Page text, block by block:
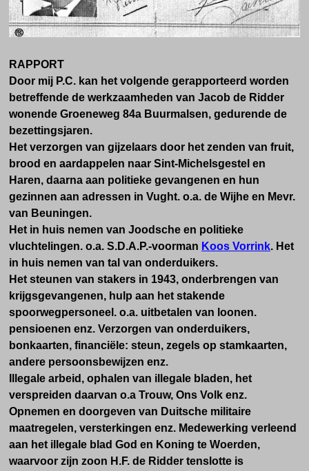
RAPPORT
Door mij P.C. kan het volgende gerapporteerd worden
betreffende de werkzaamheden van Jacob de Ridder
wonende Groeneweg 84a Buurmalsen, gedurende de
bezettingsjaren.
Het verzorgen van gijzelaars door het zenden van fruit,
brood en aardappelen naar Sint-Michelsgestel en
Haren, daarna aan politieke gevangenen en hun
gezinnen aan adressen in Vught. o.a. de Wijhe en Mevr.
van Beuningen.
Het in huis nemen van Joodsche en politieke
vluchtelingen. o.a. S.D.A.P.-voorman Koos Vorrink. Het
in huis nemen van tal van onderduikers.
Het steunen van stakers in 1943, onderbrengen van
krijgsgevangenen, hulp aan het stakende
spoorwegpersoneel. o.a. uitbetalen van loonen.
pensioenen enz. Verzorgen van onderduikers,
bonkaarten, financiële: steun, zegels op stamkaarten,
andere persoonsbewijzen enz.
Illegale arbeid, ophalen van illegale bladen, het
verspreiden daarvan o.a Trouw, Ons Volk enz.
Opnemen en doorgeven van Duitsche militaire
maatregelen, versterkingen enz. Medewerking verleend
aan het illegale blad God en Koning te Woerden,
waarvoor zijn zoon H.F. de Ridder tenslotte is